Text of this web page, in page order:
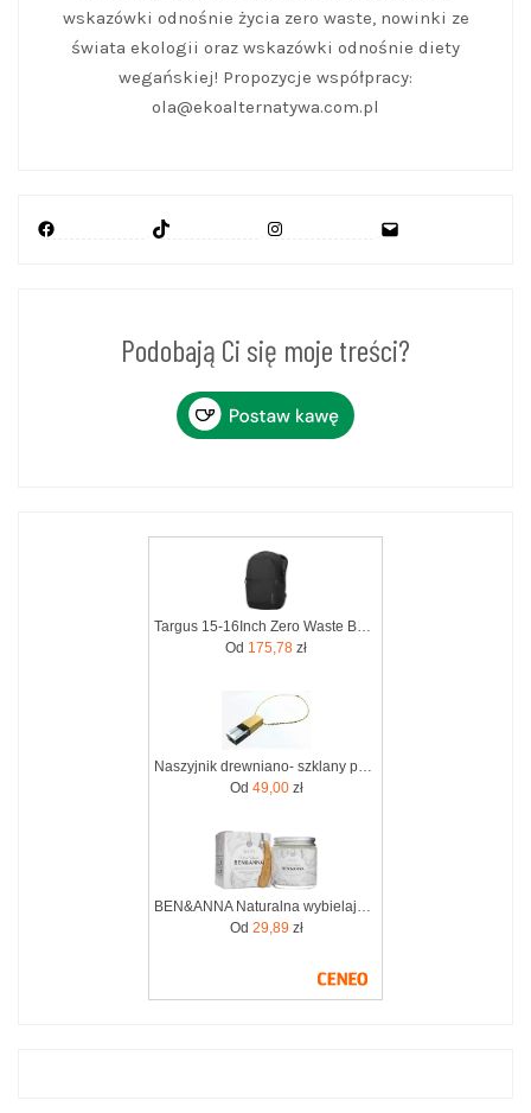
wskazówki odnośnie życia zero waste, nowinki ze
świata ekologii oraz wskazówki odnośnie diety
wegańskiej! Propozycje współpracy:
ola@ekoalternatywa.com.pl
Facebook
TikTok
Instagram
Mail
Podobają Ci się moje treści?
Od 175,78 zł
Od 49,00zł
Od 29,89 zł